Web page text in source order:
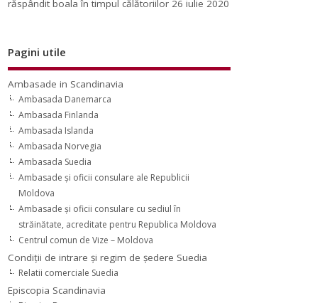
răspândit boala în timpul călătoriilor 26 iulie 2020
Pagini utile
Ambasade in Scandinavia
Ambasada Danemarca
Ambasada Finlanda
Ambasada Islanda
Ambasada Norvegia
Ambasada Suedia
Ambasade şi oficii consulare ale Republicii
Moldova
Ambasade şi oficii consulare cu sediul în
străinătate, acreditate pentru Republica Moldova
Centrul comun de Vize – Moldova
Condiţii de intrare şi regim de şedere Suedia
Relatii comerciale Suedia
Episcopia Scandinavia